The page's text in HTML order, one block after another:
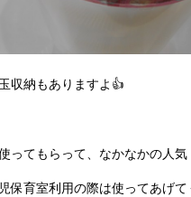
収納もありますよ👍
ってもらって、なかなかの人気
保育室利用の際は使ってあげて